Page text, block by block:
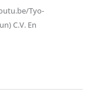
Tyo-
C.V. En